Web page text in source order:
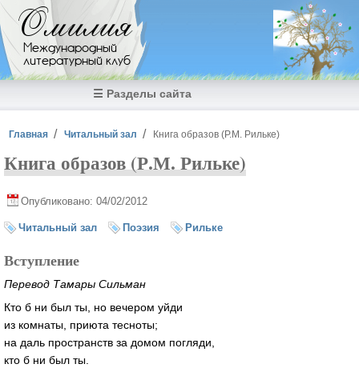
Перейти к основному содержанию
Омилия
Международный
литературный клуб
☰ Разделы сайта
Вы здесь
Главная Читальный зал Книга образов (Р.М. Рильке)
Книга образов (Р.М. Рильке)
Опубликовано: 04/02/2012
Читальный зал Поэзия Рильке
Вступление
Перевод Тамары Сильман
Кто б ни был ты, но вечером уйди
из комнаты, приюта тесноты;
на даль пространств за домом погляди,
кто б ни был ты.